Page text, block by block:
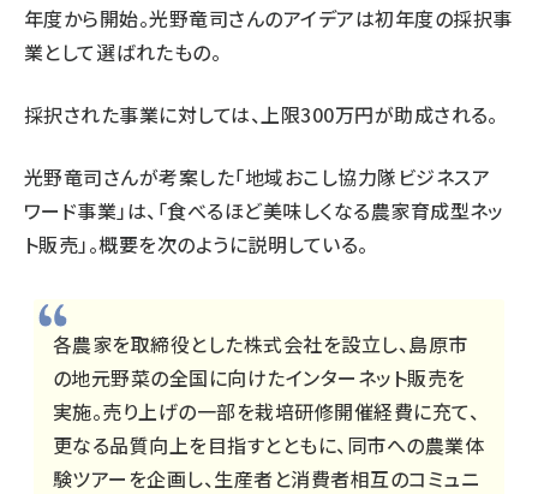
年度から開始。光野竜司さんのアイデアは初年度の採択事
業として選ばれたもの。
採択された事業に対しては、上限300万円が助成される。
光野竜司さんが考案した「地域おこし協力隊ビジネスア
ワード事業」は、「食べるほど美味しくなる農家育成型ネッ
ト販売」。概要を次のように説明している。
各農家を取締役とした株式会社を設立し、島原市
の地元野菜の全国に向けたインターネット販売を
実施。売り上げの一部を栽培研修開催経費に充て、
更なる品質向上を目指すとともに、同市への農業体
験ツアーを企画し、生産者と消費者相互のコミュニ